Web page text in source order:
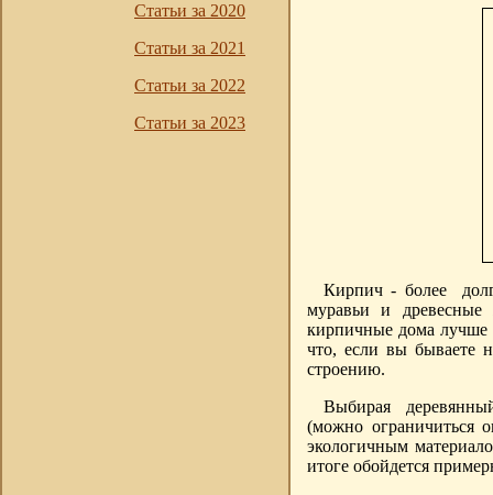
Статьи за 2020
Статьи за 2021
Статьи за 2022
Статьи за 2023
Кирпич - более
муравьи и
кирпичные дома лучше
что, если вы бываете
строению.
Выбирая
(можно ограничиться
экологичным
итоге обойдется